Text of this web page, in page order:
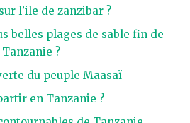
l’ile de zanzibar ?
belles plages de sable fin de
Tanzanie ?
du peuple Maasaï
en Tanzanie ?